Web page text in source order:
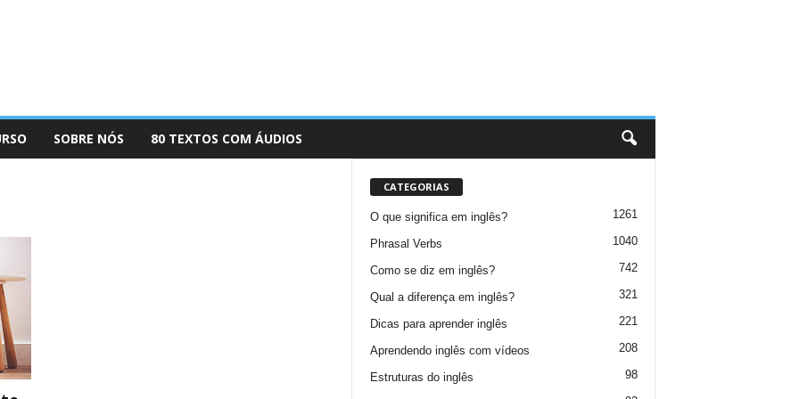
SOBRE NÓS 80 TEXTOS COM ÁUDIOS
CATEGORIAS
O que significa em inglês? 1261
Phrasal Verbs 1040
Como se diz em inglês? 742
Qual a diferença em inglês? 321
Dicas para aprender inglês 221
Aprendendo inglês com vídeos 208
Estruturas do inglês 98